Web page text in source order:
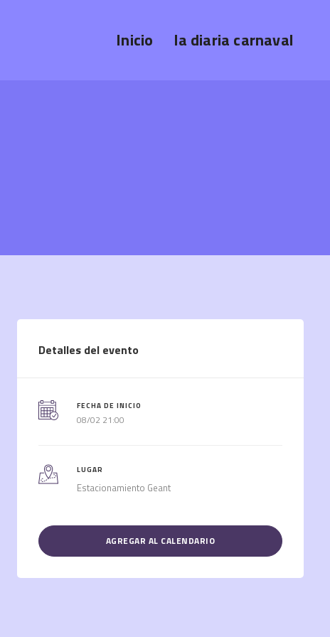
Inicio la diaria carnaval
Detalles del evento
FECHA DE INICIO
08/02 21:00
LUGAR
Estacionamiento Geant
AGREGAR AL CALENDARIO